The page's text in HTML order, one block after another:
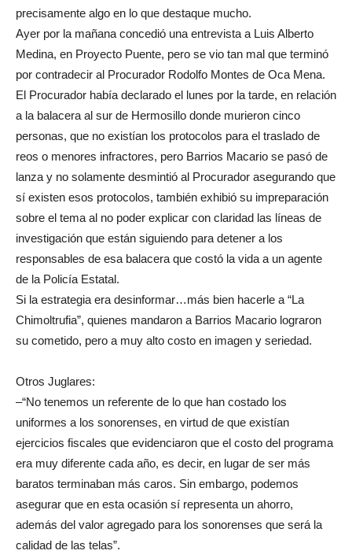
precisamente algo en lo que destaque mucho.
Ayer por la mañana concedió una entrevista a Luis Alberto
Medina, en Proyecto Puente, pero se vio tan mal que terminó
por contradecir al Procurador Rodolfo Montes de Oca Mena.
El Procurador había declarado el lunes por la tarde, en relación
a la balacera al sur de Hermosillo donde murieron cinco
personas, que no existían los protocolos para el traslado de
reos o menores infractores, pero Barrios Macario se pasó de
lanza y no solamente desmintió al Procurador asegurando que
sí existen esos protocolos, también exhibió su impreparación
sobre el tema al no poder explicar con claridad las líneas de
investigación que están siguiendo para detener a los
responsables de esa balacera que costó la vida a un agente
de la Policía Estatal.
Si la estrategia era desinformar…más bien hacerle a “La
Chimoltrufia”, quienes mandaron a Barrios Macario lograron
su cometido, pero a muy alto costo en imagen y seriedad.
Otros Juglares:
–“No tenemos un referente de lo que han costado los
uniformes a los sonorenses, en virtud de que existían
ejercicios fiscales que evidenciaron que el costo del programa
era muy diferente cada año, es decir, en lugar de ser más
baratos terminaban más caros. Sin embargo, podemos
asegurar que en esta ocasión sí representa un ahorro,
además del valor agregado para los sonorenses que será la
calidad de las telas”.